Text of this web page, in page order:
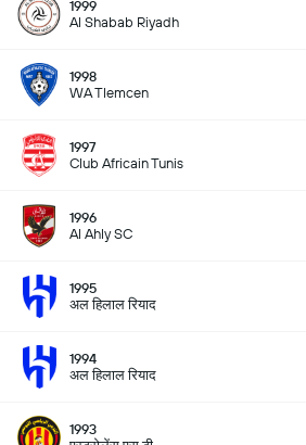
1999
Al Shabab Riyadh
1998
WA Tlemcen
1997
Club Africain Tunis
1996
Al Ahly SC
1995
अल हिलाल रियाद
1994
अल हिलाल रियाद
1993